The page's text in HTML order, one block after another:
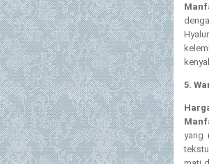
5.
yang